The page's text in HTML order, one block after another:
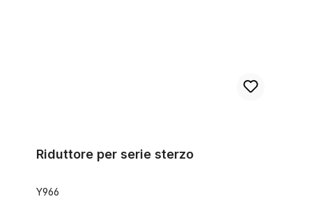
Riduttore per serie sterzo
Y966